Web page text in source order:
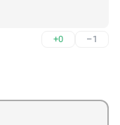
+0 –1